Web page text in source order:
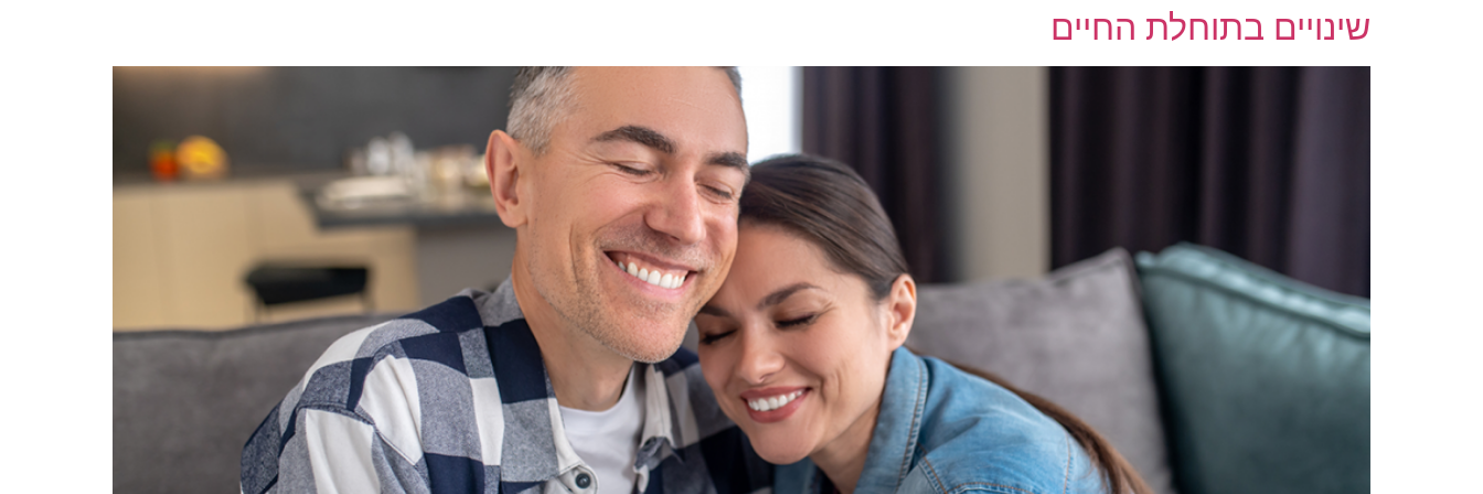
שינויים בתוחלת החיים